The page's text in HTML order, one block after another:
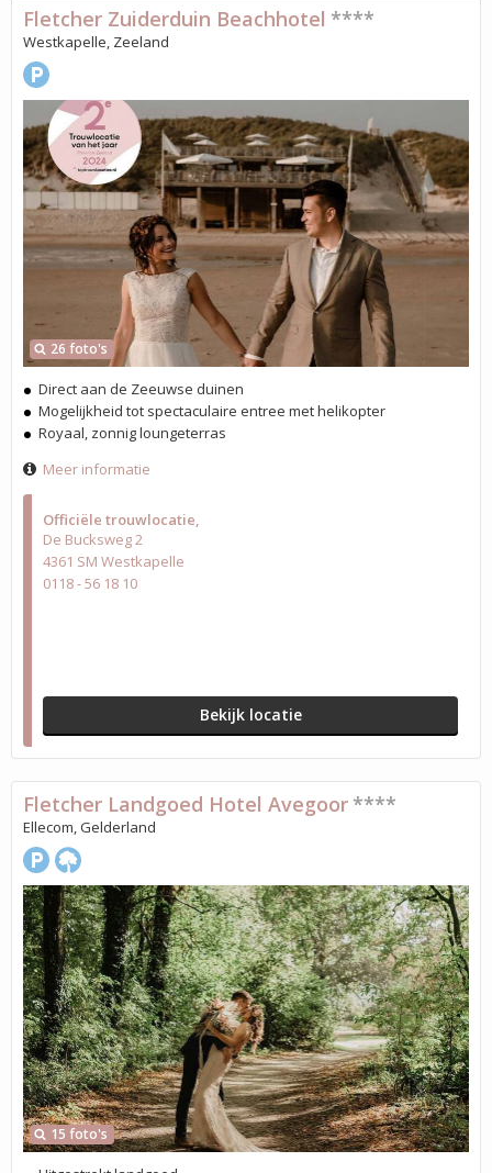
Officiële trouwlocatie
De Bucksweg 2
4361 SM Westkapelle
0118 - 56 18 10
Bekijk locatie
26 foto's
Fletcher Zuiderduin Beachhotel ****
Westkapelle, Zeeland
Direct aan de Zeeuwse duinen
Mogelijkheid tot spectaculaire entree met helikopter
Royaal, zonnig loungeterras
Meer informatie
15 foto's
Fletcher Landgoed Hotel Avegoor ****
Ellecom, Gelderland